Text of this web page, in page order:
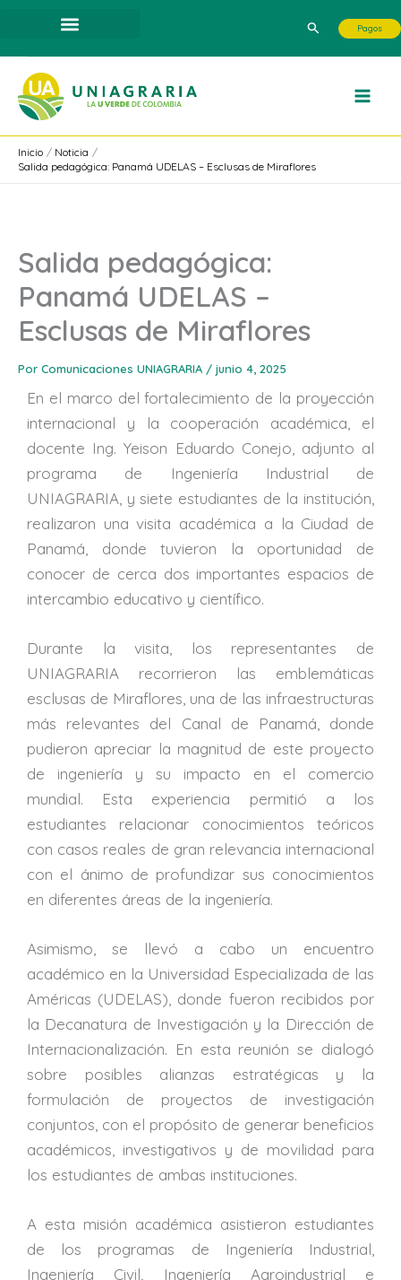
contenido
Buscar Pagos
Inicio
Noticia
Salida pedagógica: Panamá UDELAS – Esclusas de Miraflores
Salida pedagógica:
Panamá UDELAS –
Esclusas de Miraflores
Por Comunicaciones UNIAGRARIA / junio 4, 2025
En el marco del fortalecimiento de la proyección
internacional y la cooperación académica, el
docente Ing. Yeison Eduardo Conejo, adjunto al
programa de Ingeniería Industrial de
UNIAGRARIA, y siete estudiantes de la institución,
realizaron una visita académica a la Ciudad de
Panamá, donde tuvieron la oportunidad de
conocer de cerca dos importantes espacios de
intercambio educativo y científico.
Durante la visita, los representantes de
UNIAGRARIA recorrieron las emblemáticas
esclusas de Miraflores, una de las infraestructuras
más relevantes del Canal de Panamá, donde
pudieron apreciar la magnitud de este proyecto
de ingeniería y su impacto en el comercio
mundial. Esta experiencia permitió a los
estudiantes relacionar conocimientos teóricos
con casos reales de gran relevancia internacional
con el ánimo de profundizar sus conocimientos
en diferentes áreas de la ingeniería.
Asimismo, se llevó a cabo un encuentro
académico en la Universidad Especializada de las
Américas (UDELAS), donde fueron recibidos por
la Decanatura de Investigación y la Dirección de
Internacionalización. En esta reunión se dialogó
sobre posibles alianzas estratégicas y la
formulación de proyectos de investigación
conjuntos, con el propósito de generar beneficios
académicos, investigativos y de movilidad para
los estudiantes de ambas instituciones.
A esta misión académica asistieron estudiantes
de los programas de Ingeniería Industrial,
Ingeniería Civil, Ingeniería Agroindustrial e